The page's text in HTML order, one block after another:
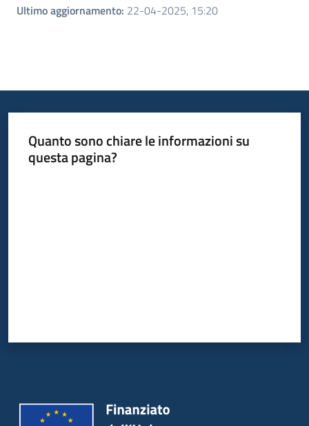
Ultimo aggiornamento: 22-04-2025, 15:20
Quanto sono chiare le informazioni su
questa pagina?